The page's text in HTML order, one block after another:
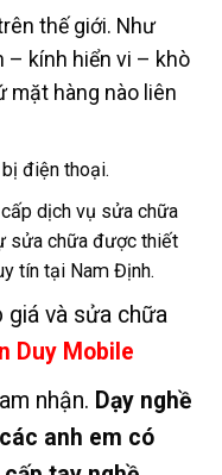
thế giới. Như
– kính hiển vi – khò
hàng nào liên
điện thoại.
dịch vụ sửa chữa
sửa chữa được thiết
tín tại Nam Định.
giá và sửa chữa
Duy Mobile
nhận. Dạy nghề
anh em có